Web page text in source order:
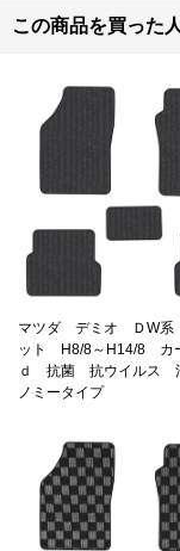
この商品を買った
マツダ デミオ ＤW系
ット H8/8～H14/8 カ
ｄ 抗菌 抗ウイルス
ノミータイプ